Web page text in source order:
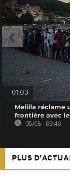
01:03
Melilla réclame
frontière avec
05/08 - 09:46
PLUS